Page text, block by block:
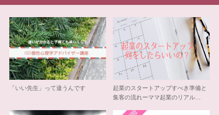
「いい先生」って違うんです
起業のスタートアップすべき準備と
集客の流れーママ起業のリアル…